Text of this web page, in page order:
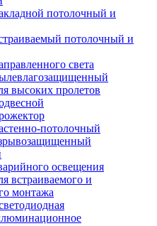
потолочный и
потолочный и
света
высоких пролетов
потолочный
освещения
встраиваемого и
монтажа